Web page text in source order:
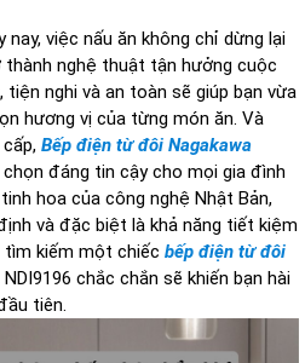
nay, việc nấu ăn không chỉ dừng lại
nghệ thuật tận hưởng cuộc
nghi và an toàn sẽ giúp bạn vừa
hương vị của từng món ăn. Và
Bếp điện từ đôi Nagakawa
đáng tin cậy cho mọi gia đình
hoa của công nghệ Nhật Bản,
và đặc biệt là khả năng tiết kiệm
kiếm một chiếc bếp điện từ đôi
chắc chắn sẽ khiến bạn hài
tiên.